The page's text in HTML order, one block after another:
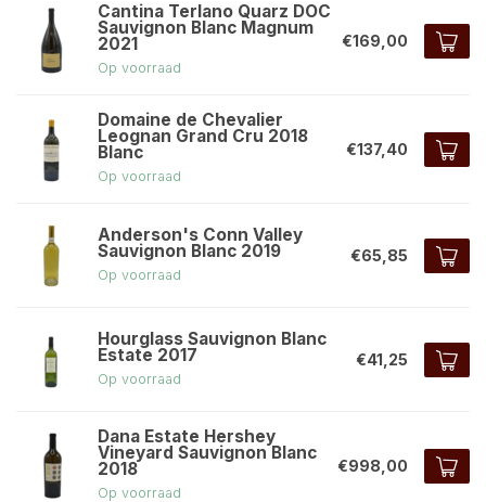
Cantina Terlano Quarz DOC
Sauvignon Blanc Magnum
2021
Op voorraad
€169,00
Domaine de Chevalier
Leognan Grand Cru 2018
Blanc
Op voorraad
€137,40
Anderson's Conn Valley
Sauvignon Blanc 2019
Op voorraad
€65,85
Hourglass Sauvignon Blanc
Estate 2017
Op voorraad
€41,25
Dana Estate Hershey
Vineyard Sauvignon Blanc
2018
Op voorraad
€998,00